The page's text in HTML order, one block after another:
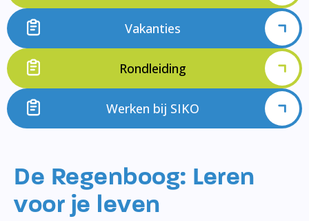
Vakanties
Rondleiding
Werken bij SIKO
De Regenboog: Leren
voor je leven